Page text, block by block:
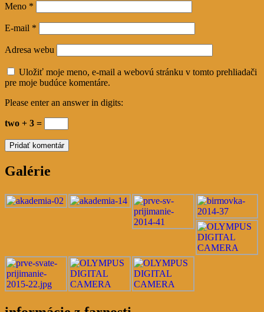
Meno *
E-mail *
Adresa webu
Uložiť moje meno, e-mail a webovú stránku v tomto prehliadači
pre moje budúce komentáre.
Please enter an answer in digits:
two + 3 =
Galérie